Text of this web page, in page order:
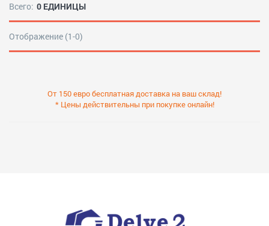
Всего: 0 ЕДИНИЦЫ
Отображение (1-0)
От 150 евро бесплатная доставка на ваш склад!
* Цены действительны при покупке онлайн!